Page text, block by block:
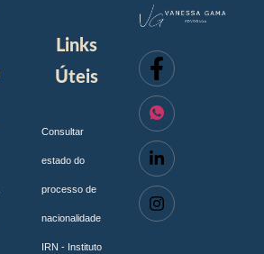
Links
Úteis
Consultar
estado do
processo de
nacionalidade
IRN - Instituto